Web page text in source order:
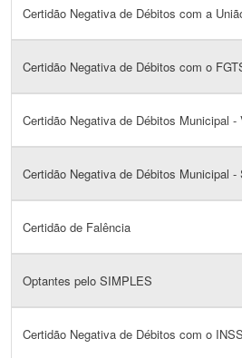
Certidão Negativa de Débitos com a
Certidão Negativa de Débitos com o
Certidão Negativa de Débitos Municipal -
Certidão Negativa de Débitos Municipal -
Certidão de Falência
Optantes pelo SIMPLES
Certidão Negativa de Débitos com o INSS